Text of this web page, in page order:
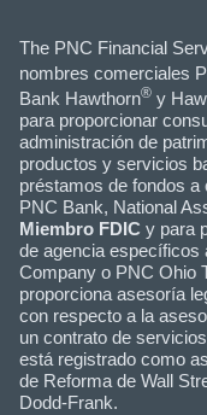
The PNC Financial
nombres comerciales
Bank Hawthorn® y
para proporcionar
administración de
productos y servicios
préstamos de fondos
PNC Bank, National
Miembro FDIC y para
de agencia específicos
Company o PNC Ohio
proporciona asesoría
con respecto a la
un contrato de
está registrado como
de Reforma de Wall
Dodd-Frank.